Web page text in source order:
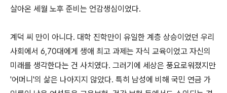
살아온 세월 노후 준비는 언감생심이었다.
계덕 씨 만이 아니다. 대학 진학만이 유일한 계층 상승이었던 우리
사회에서 6,70대에게 생애 최고 과제는 자식 교육이었고 자신의
미래를 생각한다는 건 사치였다. 그러기에 세상은 풍요로워졌지만
'어머니'의 삶은 나아지지 않았다. 특히 남성에 비해 국민 연금 가